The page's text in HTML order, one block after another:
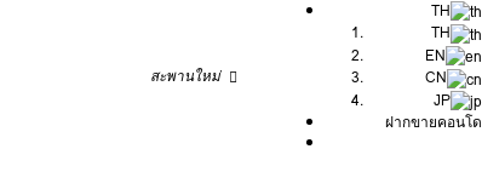
สะพานใหม่
TH
TH
EN
CN
JP
ฝากขายคอนโด